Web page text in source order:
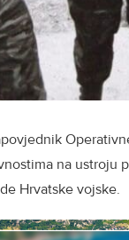
na ustroju
Hrvatske vojske.